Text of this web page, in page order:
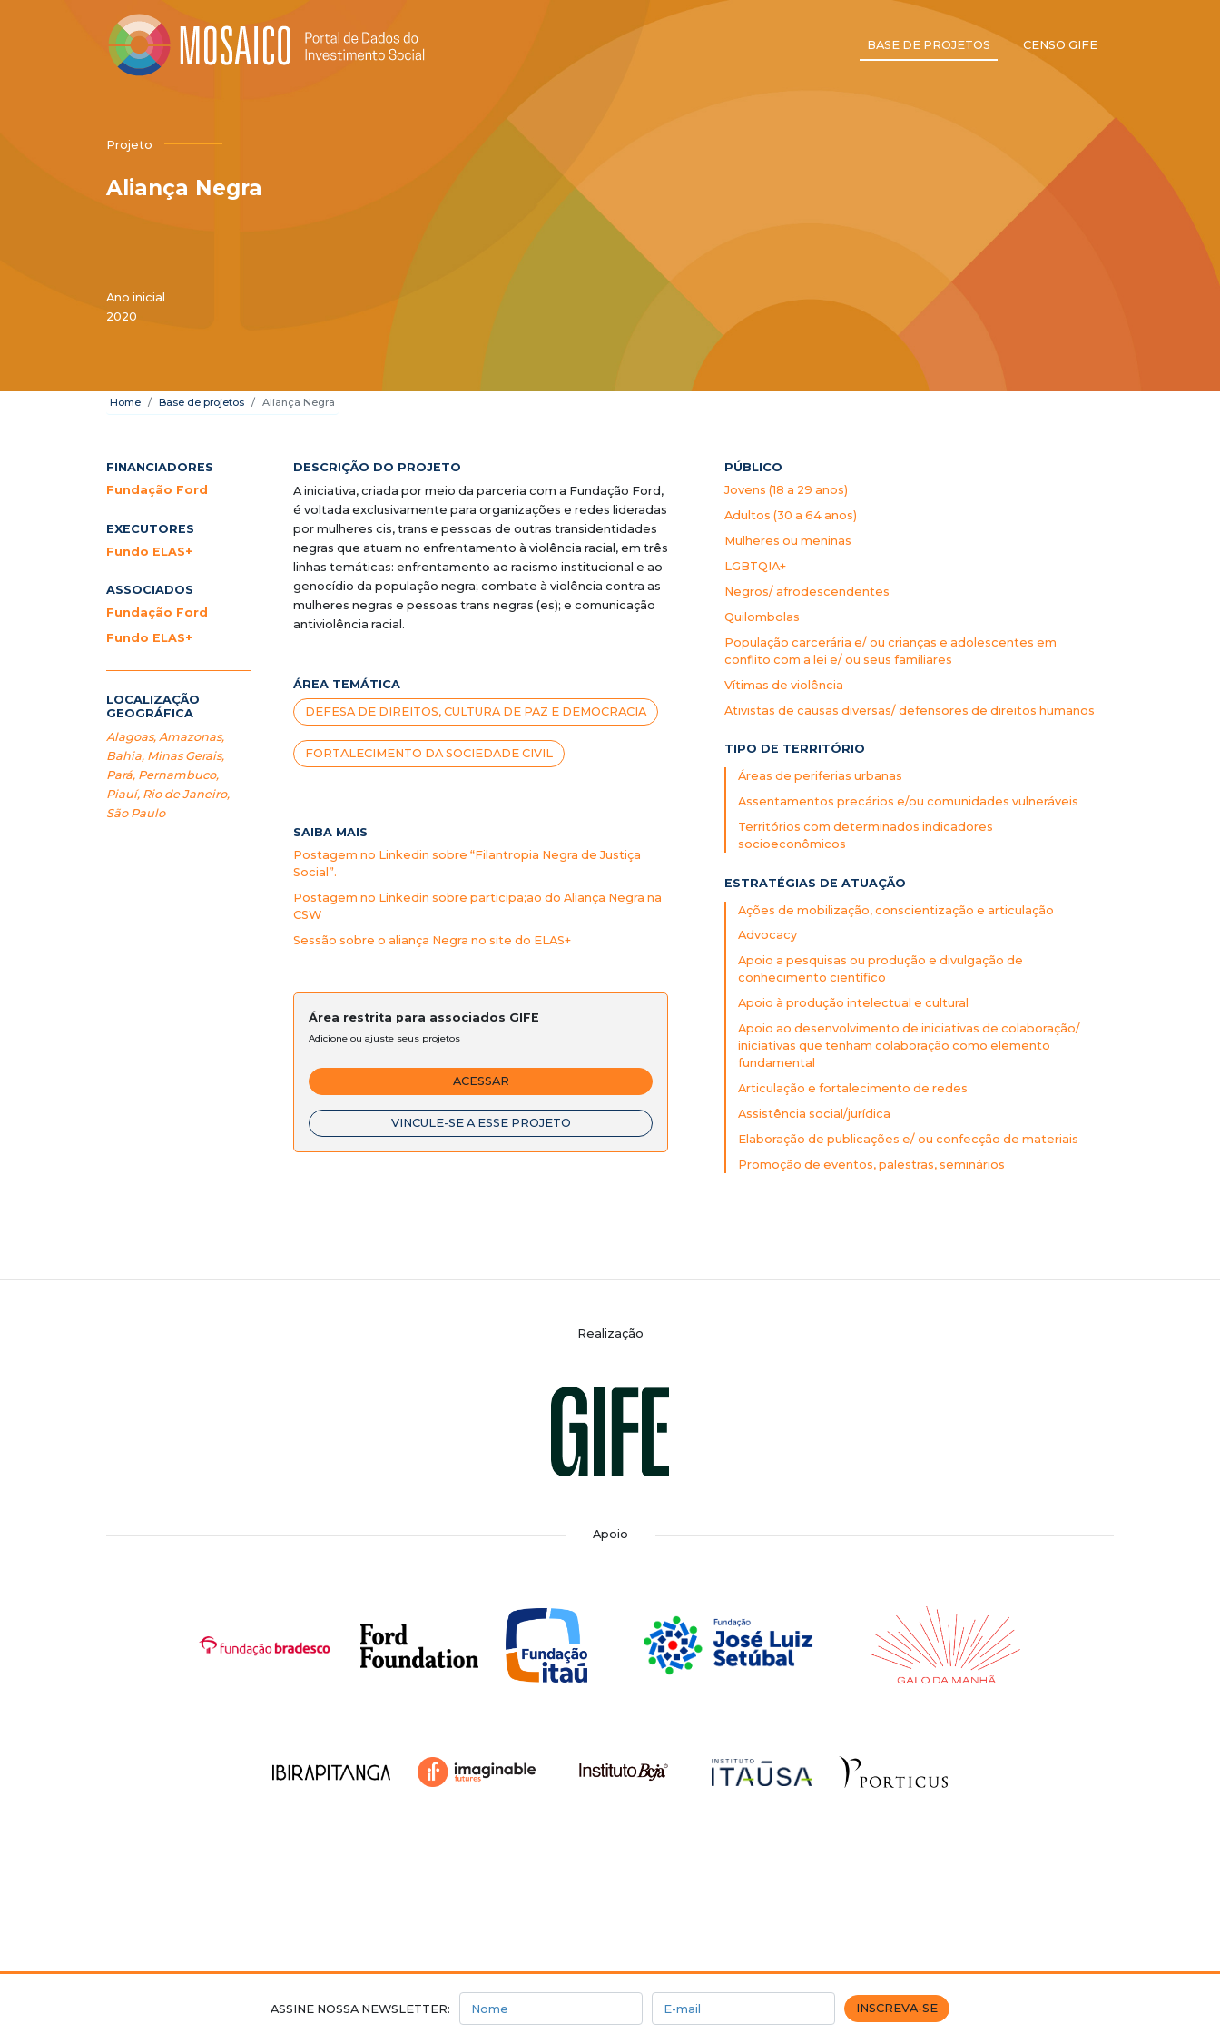
BASE DE PROJETOS CENSO GIFE
Projeto
Aliança Negra
Ano inicial
2020
Home Base de projetos Aliança Negra
FINANCIADORES
Fundação Ford
EXECUTORES
Fundo ELAS+
ASSOCIADOS
Fundação Ford
Fundo ELAS+
LOCALIZAÇÃO
GEOGRÁFICA
Alagoas, Amazonas,
Bahia, Minas Gerais,
Pará, Pernambuco,
Piauí, Rio de Janeiro,
São Paulo
DESCRIÇÃO DO PROJETO
A iniciativa, criada por meio da parceria com a Fundação Ford,
é voltada exclusivamente para organizações e redes lideradas
por mulheres cis, trans e pessoas de outras transidentidades
negras que atuam no enfrentamento à violência racial, em três
linhas temáticas: enfrentamento ao racismo institucional e ao
genocídio da população negra; combate à violência contra as
mulheres negras e pessoas trans negras (es); e comunicação
antiviolência racial.
ÁREA TEMÁTICA
DEFESA DE DIREITOS, CULTURA DE PAZ E DEMOCRACIA
FORTALECIMENTO DA SOCIEDADE CIVIL
SAIBA MAIS
Postagem no Linkedin sobre “Filantropia Negra de Justiça
Social”.
Postagem no Linkedin sobre participa;ao do Aliança Negra na
CSW
Sessão sobre o aliança Negra no site do ELAS+
Área restrita para associados GIFE
Adicione ou ajuste seus projetos
ACESSAR
VINCULE-SE A ESSE PROJETO
PÚBLICO
Jovens (18 a 29 anos)
Adultos (30 a 64 anos)
Mulheres ou meninas
LGBTQIA+
Negros/ afrodescendentes
Quilombolas
População carcerária e/ ou crianças e adolescentes em
conflito com a lei e/ ou seus familiares
Vítimas de violência
Ativistas de causas diversas/ defensores de direitos humanos
TIPO DE TERRITÓRIO
Áreas de periferias urbanas
Assentamentos precários e/ou comunidades vulneráveis
Territórios com determinados indicadores
socioeconômicos
ESTRATÉGIAS DE ATUAÇÃO
Ações de mobilização, conscientização e articulação
Advocacy
Apoio a pesquisas ou produção e divulgação de
conhecimento científico
Apoio à produção intelectual e cultural
Apoio ao desenvolvimento de iniciativas de colaboração/
iniciativas que tenham colaboração como elemento
fundamental
Articulação e fortalecimento de redes
Assistência social/jurídica
Elaboração de publicações e/ ou confecção de materiais
Promoção de eventos, palestras, seminários
Realização
Apoio
ASSINE NOSSA NEWSLETTER:Nome E-mail INSCREVA-SE